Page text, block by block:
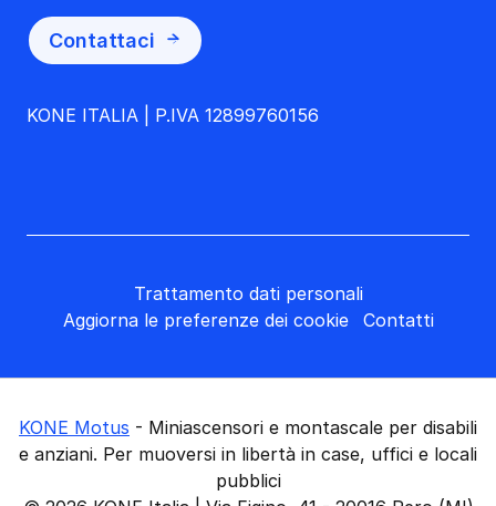
Contattaci
KONE ITALIA | P.IVA 12899760156
Trattamento dati personali
Aggiorna le preferenze dei cookie
Contatti
KONE Motus - Miniascensori e montascale per disabili
e anziani. Per muoversi in libertà in case, uffici e locali
pubblici